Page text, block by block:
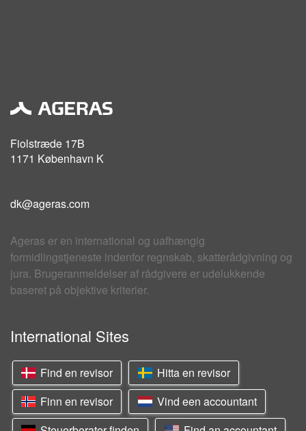
Fiolstræde 17B
1171 København K
dk@ageras.com
Ageras er en international og uafhængig
formidlingstjeneste indenfor regnskab, skatterådgivning og
jura. Brugeranmeldelser af rådgivere er udelukkende
baseret på objektive kriterier.
International Sites
Find en revisor
Hitta en revisor
Finn en revisor
Vind een accountant